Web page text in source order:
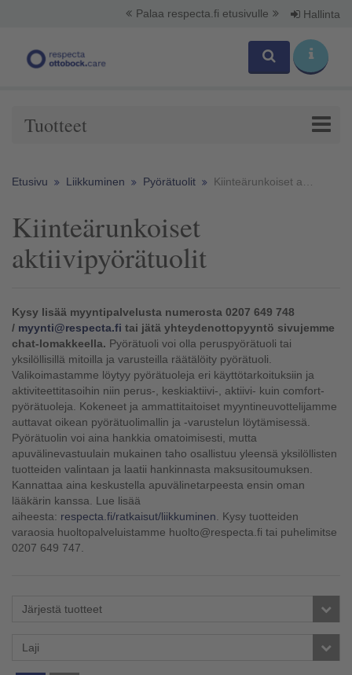
Palaa respecta.fi etusivulle Hallinta
Tuotteet
Etusivu Liikkuminen Pyörätuolit Kiinteärunkoiset aktiivipyörätuolit
Kiinteärunkoiset
aktiivipyörätuolit
Kysy lisää myyntipalvelusta numerosta 0207 649 748
/ myynti@respecta.fi tai jätä yhteydenottopyyntö sivujemme
chat-lomakkeella. Pyörätuoli voi olla peruspyörätuoli tai
yksilöllisillä mitoilla ja varusteilla räätälöity pyörätuoli.
Valikoimastamme löytyy pyörätuoleja eri käyttötarkoituksiin ja
aktiviteettitasoihin niin perus-, keskiaktiivi-, aktiivi- kuin comfort-
pyörätuoleja. Kokeneet ja ammattitaitoiset myyntineuvottelijamme
auttavat oikean pyörätuolimallin ja -varustelun löytämisessä.
Pyörätuolin voi aina hankkia omatoimisesti, mutta
apuvälinevastuulain mukainen taho osallistuu yleensä yksilöllisten
tuotteiden valintaan ja laatii hankinnasta maksusitoumuksen.
Kannattaa aina keskustella apuvälinetarpeesta ensin oman
lääkärin kanssa. Lue lisää
aiheesta: respecta.fi/ratkaisut/liikkuminen . Kysy tuotteiden
varaosia huoltopalveluistamme huolto@respecta.fi tai puhelimitse
0207 649 747.
Järjestä tuotteet
Laji